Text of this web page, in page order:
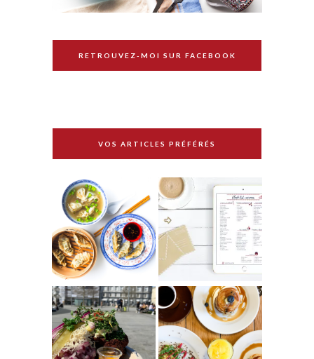
RETROUVEZ-MOI SUR FACEBOOK
VOS ARTICLES PRÉFÉRÉS